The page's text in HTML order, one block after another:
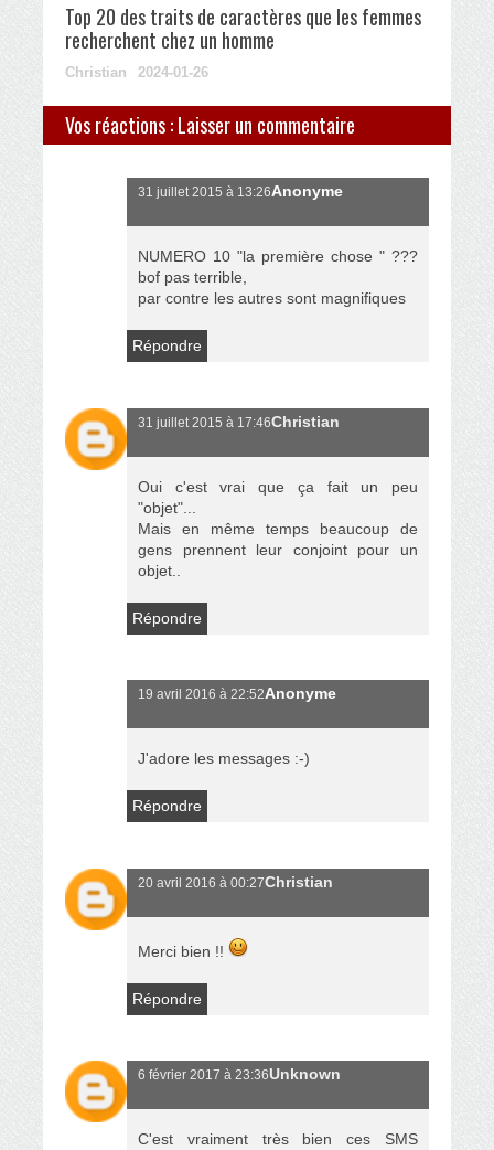
Top 20 des traits de caractères que les femmes
recherchent chez un homme
Christian 2024-01-26
Vos réactions : Laisser un commentaire
Anonyme
31 juillet 2015 à 13:26
NUMERO 10 "la première chose " ???
bof pas terrible,
par contre les autres sont magnifiques
Répondre
Christian
31 juillet 2015 à 17:46
Oui c'est vrai que ça fait un peu
"objet"...
Mais en même temps beaucoup de
gens prennent leur conjoint pour un
objet..
Répondre
Anonyme
19 avril 2016 à 22:52
J'adore les messages :-)
Répondre
Christian
20 avril 2016 à 00:27
Merci bien !!
Répondre
Unknown
6 février 2017 à 23:36
C'est vraiment très bien ces SMS